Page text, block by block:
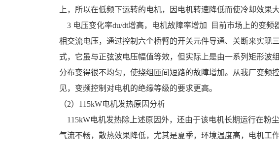
上，所以在低频下运转的电机，因电机转速降低而使冷却效果
相交流电压，通过控制六个桥臂的开关元件导通、关断来实现
式，它虽与正弦波电压幅值等效，但实际上是由一系列矩形波
分布变得很不均匀，使绕组匝间短路的故障增加。从我厂变频
见，变频控制对电机的绝缘等级的要求更高。
（2）115kW电机发热原因分析
气流不畅，散热效果降低，尤其是夏季，环境温度高，电机工